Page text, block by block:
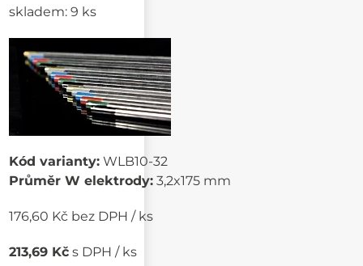
skladem: 9 ks
Kód varianty: WLB10-32
Průměr W elektrody: 3,2x175 mm
176,60 Kč bez DPH / ks
213,69 Kč s DPH / ks